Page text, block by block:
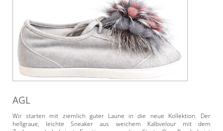
AGL
Wir starten mit ziemlich guter Laune in die neue Kollektion. Der
hellgraue, leichte Sneaker aus weichem Kalbvelour mit dem